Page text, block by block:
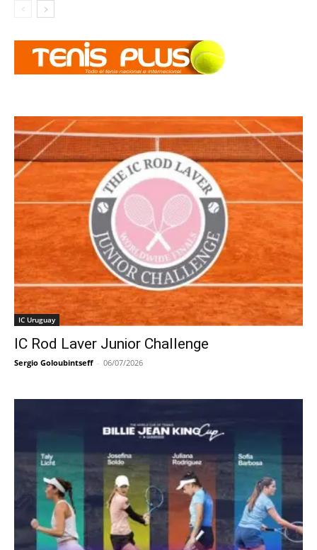
IC Uruguay
IC Rod Laver Junior Challenge
Sergio Goloubintseff - 06/07/2026